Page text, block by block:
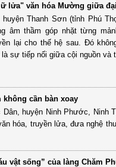
lửa" văn hóa Mường giữa
huyện Thanh Sơn (tỉnh Phú
âm thầm góp nhặt từng
lại cho thế hệ sau. Đó
là sự tiếp nối giữa cội nguồn và
cần bàn xoay
huyện Ninh Phước, Ninh
hóa, truyền lửa, đưa nghệ
vật sống” của làng Chăm